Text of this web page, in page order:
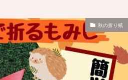
秋の折り紙